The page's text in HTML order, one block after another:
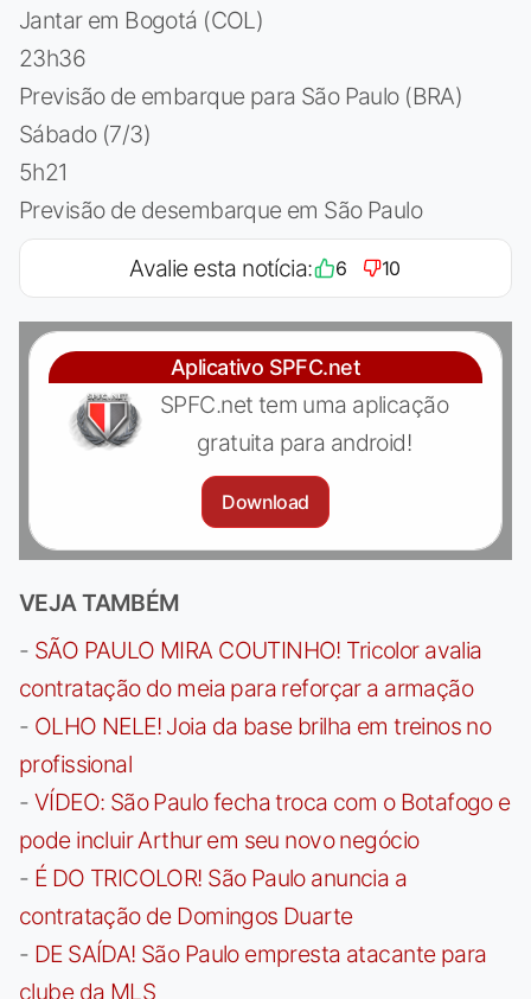
Jantar em Bogotá (COL)
23h36
Previsão de embarque para São Paulo (BRA)
Sábado (7/3)
5h21
Previsão de desembarque em São Paulo
Avalie esta notícia: 6 10
Aplicativo SPFC.net
SPFC.net tem uma aplicação
gratuita para android!
Download
VEJA TAMBÉM
- SÃO PAULO MIRA COUTINHO! Tricolor avalia
contratação do meia para reforçar a armação
- OLHO NELE! Joia da base brilha em treinos no
profissional
- VÍDEO: São Paulo fecha troca com o Botafogo e
pode incluir Arthur em seu novo negócio
- É DO TRICOLOR! São Paulo anuncia a
contratação de Domingos Duarte
- DE SAÍDA! São Paulo empresta atacante para
clube da MLS